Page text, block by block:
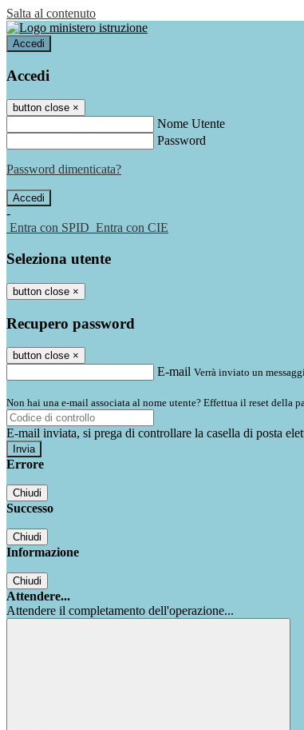
Salta al contenuto
Accedi
Accedi
button close ×
Nome Utente
Password
Password dimenticata?
-
Entra con SPID Entra con CIE
Seleziona utente
button close ×
Recupero password
button close ×
E-mail Verrà inviato un
Non hai una e-mail associata al nome utente? Effettua il reset della
E-mail inviata, si prega di controllare la casella di posta
Errore
Chiudi
Successo
Chiudi
Informazione
Chiudi
Attendere...
Attendere il completamento dell'operazione...